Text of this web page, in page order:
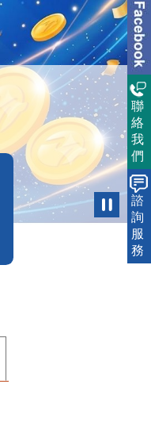
聯
絡
我
們
諮
詢
服
務